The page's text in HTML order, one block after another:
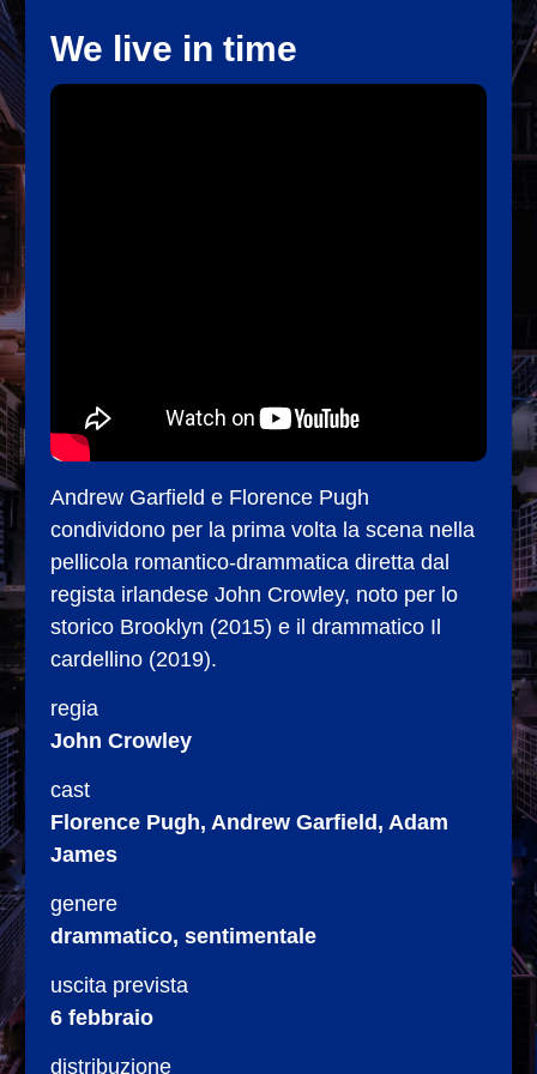
We live in time
Andrew Garfield e Florence Pugh
condividono per la prima volta la scena nella
pellicola romantico-drammatica diretta dal
regista irlandese John Crowley, noto per lo
storico Brooklyn (2015) e il drammatico Il
cardellino (2019).
regia
John Crowley
cast
Florence Pugh, Andrew Garfield, Adam
James
genere
drammatico, sentimentale
uscita prevista
6 febbraio
distribuzione